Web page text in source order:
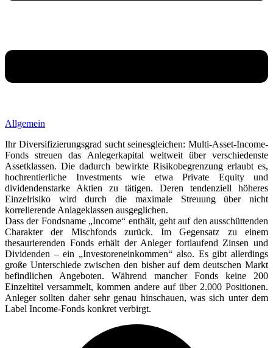
Allgemein
Ihr Diversifizierungsgrad sucht seinesgleichen: Multi-Asset-Income-
Fonds streuen das Anlegerkapital weltweit über verschiedenste
Assetklassen. Die dadurch bewirkte Risikobegrenzung erlaubt es,
hochrentierliche Investments wie etwa Private Equity und
dividendenstarke Aktien zu tätigen. Deren tendenziell höheres
Einzelrisiko wird durch die maximale Streuung über nicht
korrelierende Anlageklassen ausgeglichen.
Dass der Fondsname „Income“ enthält, geht auf den ausschüttenden
Charakter der Mischfonds zurück. Im Gegensatz zu einem
thesaurierenden Fonds erhält der Anleger fortlaufend Zinsen und
Dividenden – ein „Investoreneinkommen“ also. Es gibt allerdings
große Unterschiede zwischen den bisher auf dem deutschen Markt
befindlichen Angeboten. Während mancher Fonds keine 200
Einzeltitel versammelt, kommen andere auf über 2.000 Positionen.
Anleger sollten daher sehr genau hinschauen, was sich unter dem
Label Income-Fonds konkret verbirgt.